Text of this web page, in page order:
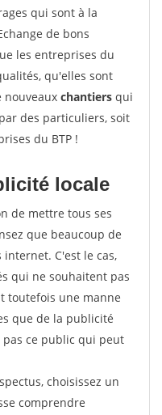
qui sont à la
de bons
les entreprises du
qu'elles sont
nouveaux chantiers qui
des particuliers, soit
du BTP !
locale
de mettre tous ses
que beaucoup de
C'est le cas,
qui ne souhaitent pas
toutefois une manne
que de la publicité
ce public qui peut
choisissez un
comprendre